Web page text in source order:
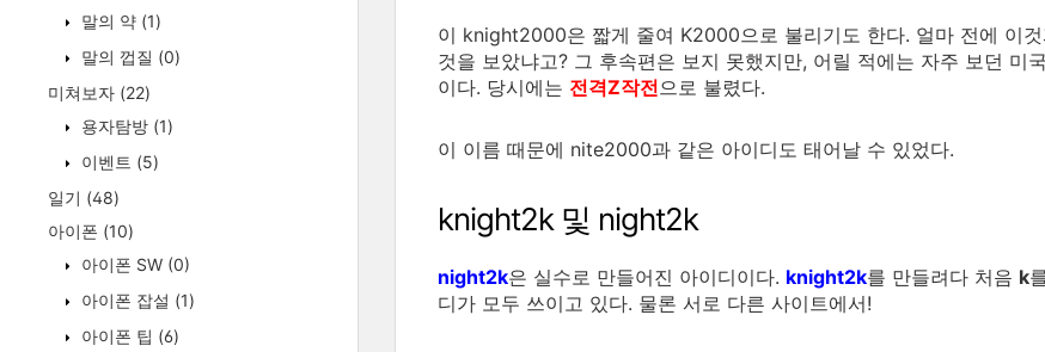
말의 약 (1)
말의 껍질 (0)
미쳐보자 (22)
용자탐방 (1)
이벤트 (5)
일기 (48)
아이폰 (10)
아이폰 SW (0)
아이폰 잡설 (1)
아이폰 팁 (6)
이 knight2000은 짧게 줄여 K2000으로 불리기도 한다. 얼마 전에 이
것을 보았냐고? 그 후속편은 보지 못했지만, 어릴 적에는 자주 보던
이다. 당시에는 전격Z작전으로 불렸다.
이 이름 때문에 nite2000과 같은 아이디도 태어날 수 있었다.
knight2k 및 night2k
night2k은 실수로 만들어진 아이디이다. knight2k를 만들려다 처음 k
디가 모두 쓰이고 있다. 물론 서로 다른 사이트에서!